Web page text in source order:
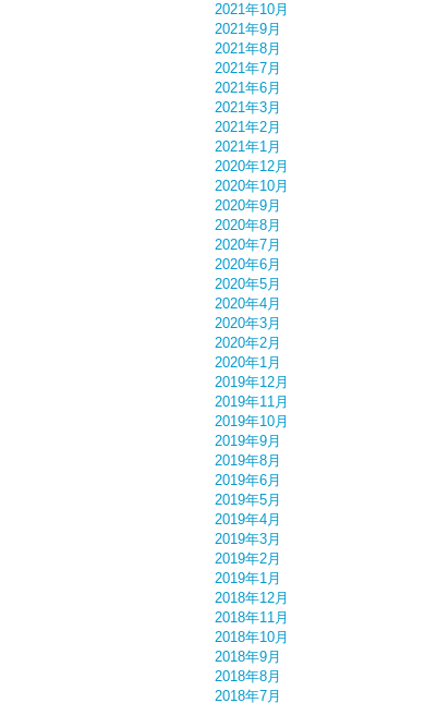
2021年10月
2021年9月
2021年8月
2021年7月
2021年6月
2021年3月
2021年2月
2021年1月
2020年12月
2020年10月
2020年9月
2020年8月
2020年7月
2020年6月
2020年5月
2020年4月
2020年3月
2020年2月
2020年1月
2019年12月
2019年11月
2019年10月
2019年9月
2019年8月
2019年6月
2019年5月
2019年4月
2019年3月
2019年2月
2019年1月
2018年12月
2018年11月
2018年10月
2018年9月
2018年8月
2018年7月